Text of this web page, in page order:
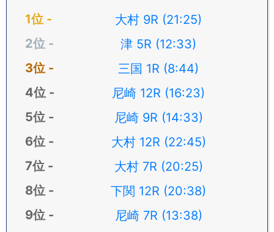
大村 9R (21:25)
津 5R (12:33)
三国 1R (8:44)
尼崎 12R (16:23)
尼崎 9R (14:33)
大村 12R (22:45)
大村 7R (20:25)
下関 12R (20:38)
尼崎 7R (13:38)